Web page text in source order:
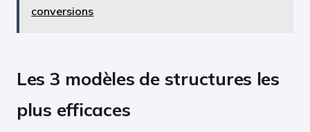
conversions
Les 3 modèles de structures les
plus efficaces